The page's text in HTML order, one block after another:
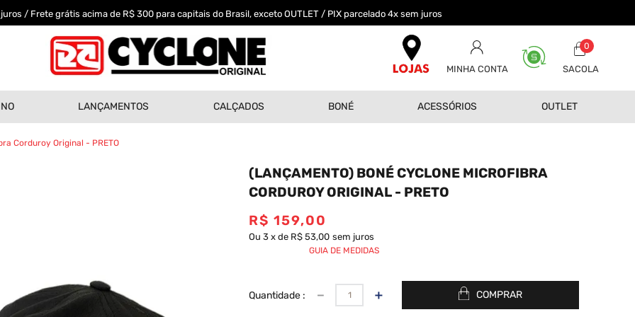
/ Frete grátis acima de R$ 300 para capitais do Brasil, exceto OUTLET / PIX parcelado 4x sem juros
MINHA CONTA
0
LANÇAMENTOS CALÇADOS BONÉ ACESSÓRIOS OUTLET
Corduroy Original - PRETO
(LANÇAMENTO) BONÉ CYCLONE MICROFIBRA
CORDUROY ORIGINAL - PRETO
R$ 159,00
Ou3 x de R$ 53,00 sem juros
GUIA DE MEDIDAS
Quantidade ＋
－ COMPRAR